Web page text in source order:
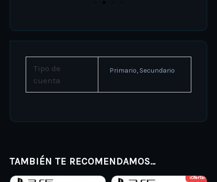
Tipo de
cuenta
Primario, Secundario
TAMBIÉN TE RECOMENDAMOS…
Price
¡Oferta!
Price